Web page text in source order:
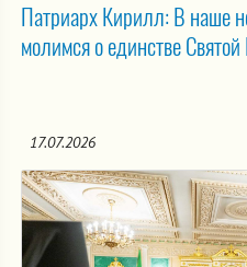
Патриарх Кирилл: В наше
молимся о единстве Святой
17.07.2026